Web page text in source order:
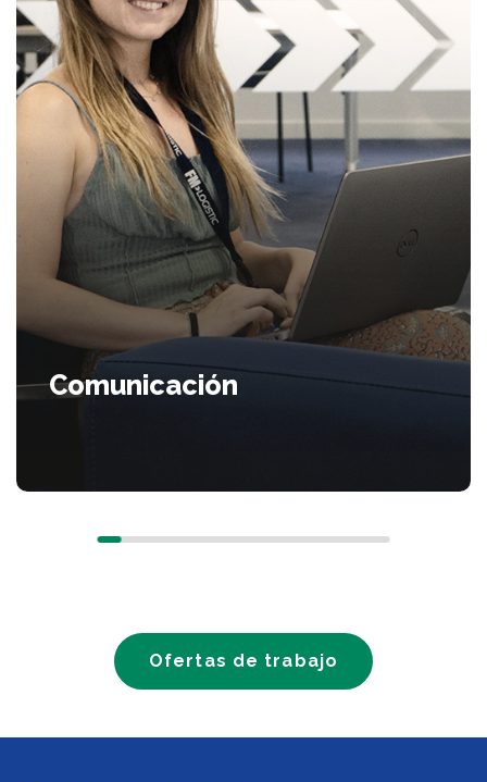
Comunicación
Ofertas de trabajo